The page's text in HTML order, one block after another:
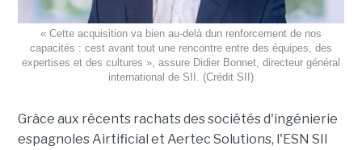
« Cette acquisition va bien au-delà dun renforcement de nos
capacités : cest avant tout une rencontre entre des équipes, des
expertises et des cultures », assure Didier Bonnet, directeur général
international de SII. (Crédit SII)
Grâce aux récents rachats des sociétés d'ingénierie
espagnoles Airtificial et Aertec Solutions, l'ESN SII